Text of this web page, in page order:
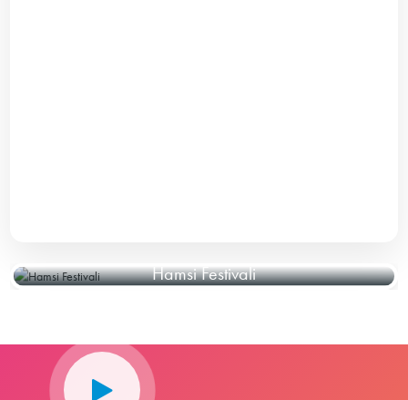
Hamsi Festivali